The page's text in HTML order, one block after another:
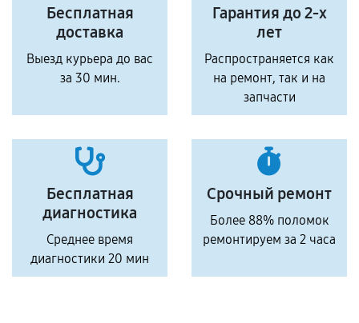
Бесплатная
доставка
Выезд курьера до вас
за 30 мин.
Гарантия до 2-х
лет
Распространяется как
на ремонт, так и на
запчасти
Бесплатная
диагностика
Среднее время
диагностики 20 мин
Срочный ремонт
Более 88% поломок
ремонтируем за 2 часа